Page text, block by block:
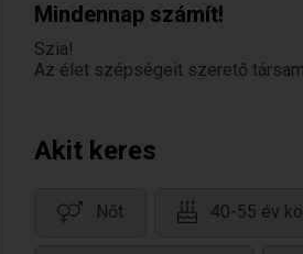
Mindennap számít!
Szia!
Az élet szépségeit szerető
Akit keres
Nőt 40-55 év